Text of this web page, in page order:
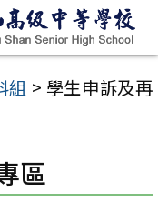
組 > 學生申訴及再
區